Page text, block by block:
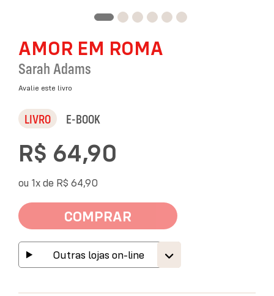
Galeria
imagens
AMOR EM ROMA
Sarah Adams
Avalie este livro
LIVRO E-BOOK
COMPRAR
R$ 64,90
ou 1x de R$ 64,90
Outras lojas on-line